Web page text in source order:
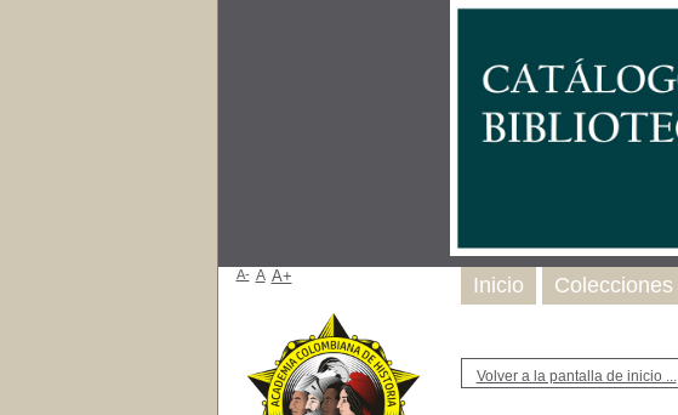
Volver a la pantalla de inicio ...
Inicio Colecciones
A- A A+